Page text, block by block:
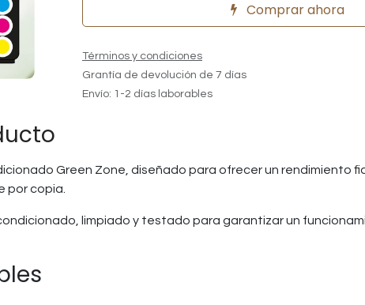
Comprar ahora
Términos y condiciones
Grantía de devolución de 7 días
Envío: 1-2 días laborables
Green Zone, diseñado para ofrecer un rendimiento
por copia.
limpiado y testado para garantizar un